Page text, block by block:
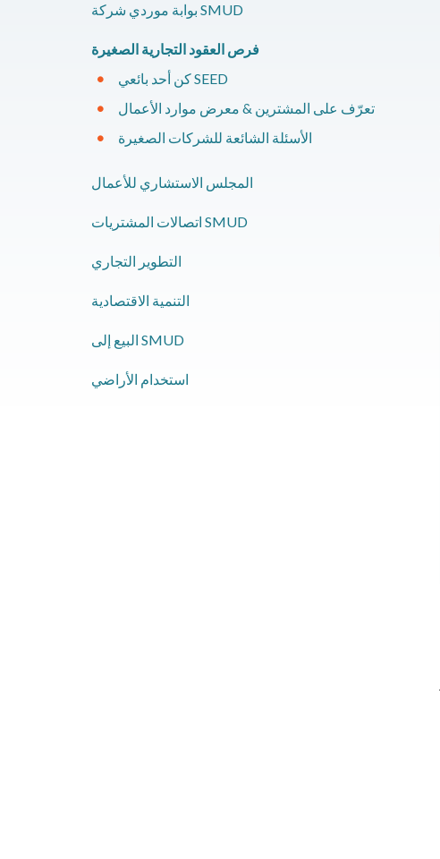
بوابة موردي شركة SMUD
فرص العقود التجارية الصغيرة
كن أحد بائعي SEED
تعرّف على المشترين & معرض موارد الأعمال
الأسئلة الشائعة للشركات الصغيرة
​المجلس الاستشاري للأعمال
​اتصالات المشتريات SMUD
التطوير التجاري
​التنمية الاقتصادية
​البيع إلى SMUD
​استخدام الأراضي